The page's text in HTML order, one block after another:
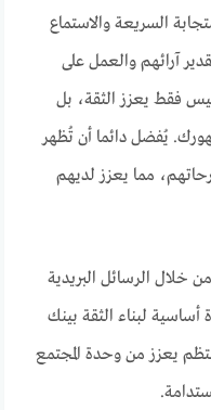
السريعة والاستماع
آرائهم والعمل على
فقط يعزز الثقة، بل
يُفضل دائما أن تُظهر
مما يعزز لديهم
خلال الرسائل البريدية
لبناء الثقة بينك
يعزز من وحدة المجتمع